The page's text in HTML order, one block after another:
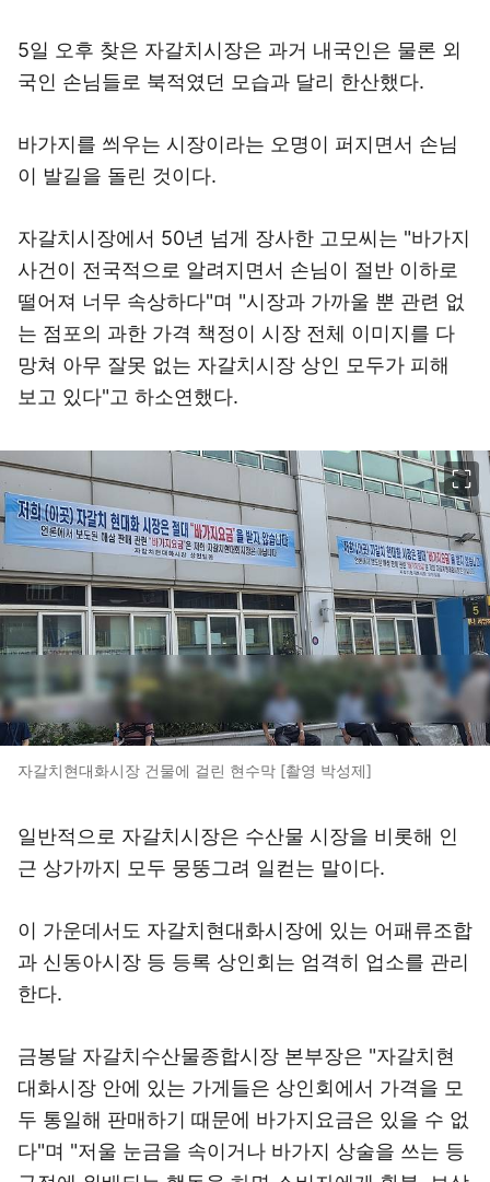
5일 오후 찾은 자갈치시장은 과거 내국인은 물론 외
국인 손님들로 북적였던 모습과 달리 한산했다.
바가지를 씌우는 시장이라는 오명이 퍼지면서 손님
이 발길을 돌린 것이다.
자갈치시장에서 50년 넘게 장사한 고모씨는 "바가지
사건이 전국적으로 알려지면서 손님이 절반 이하로
떨어져 너무 속상하다"며 "시장과 가까울 뿐 관련 없
는 점포의 과한 가격 책정이 시장 전체 이미지를 다
망쳐 아무 잘못 없는 자갈치시장 상인 모두가 피해
보고 있다"고 하소연했다.
자갈치현대화시장 건물에 걸린 현수막 [촬영 박성제]
일반적으로 자갈치시장은 수산물 시장을 비롯해 인
근 상가까지 모두 뭉뚱그려 일컫는 말이다.
이 가운데서도 자갈치현대화시장에 있는 어패류조합
과 신동아시장 등 등록 상인회는 엄격히 업소를 관리
한다.
금봉달 자갈치수산물종합시장 본부장은 "자갈치현
대화시장 안에 있는 가게들은 상인회에서 가격을 모
두 통일해 판매하기 때문에 바가지요금은 있을 수 없
다"며 "저울 눈금을 속이거나 바가지 상술을 쓰는 등